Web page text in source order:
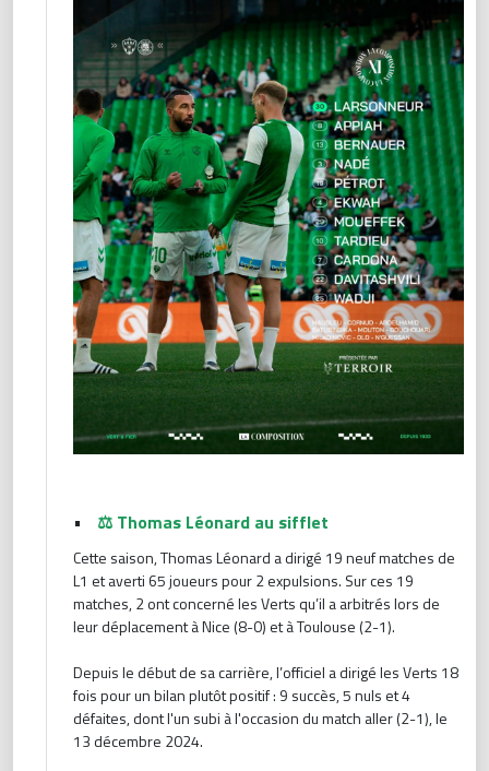
• ⚖️ Thomas Léonard au sifflet
Cette saison, Thomas Léonard a dirigé 19 neuf matches de
L1 et averti 65 joueurs pour 2 expulsions. Sur ces 19
matches, 2 ont concerné les Verts qu’il a arbitrés lors de
leur déplacement à Nice (8-0) et à Toulouse (2-1).
Depuis le début de sa carrière, l’officiel a dirigé les Verts 18
fois pour un bilan plutôt positif : 9 succès, 5 nuls et 4
défaites, dont l'un subi à l'occasion du match aller (2-1), le
13 décembre 2024.